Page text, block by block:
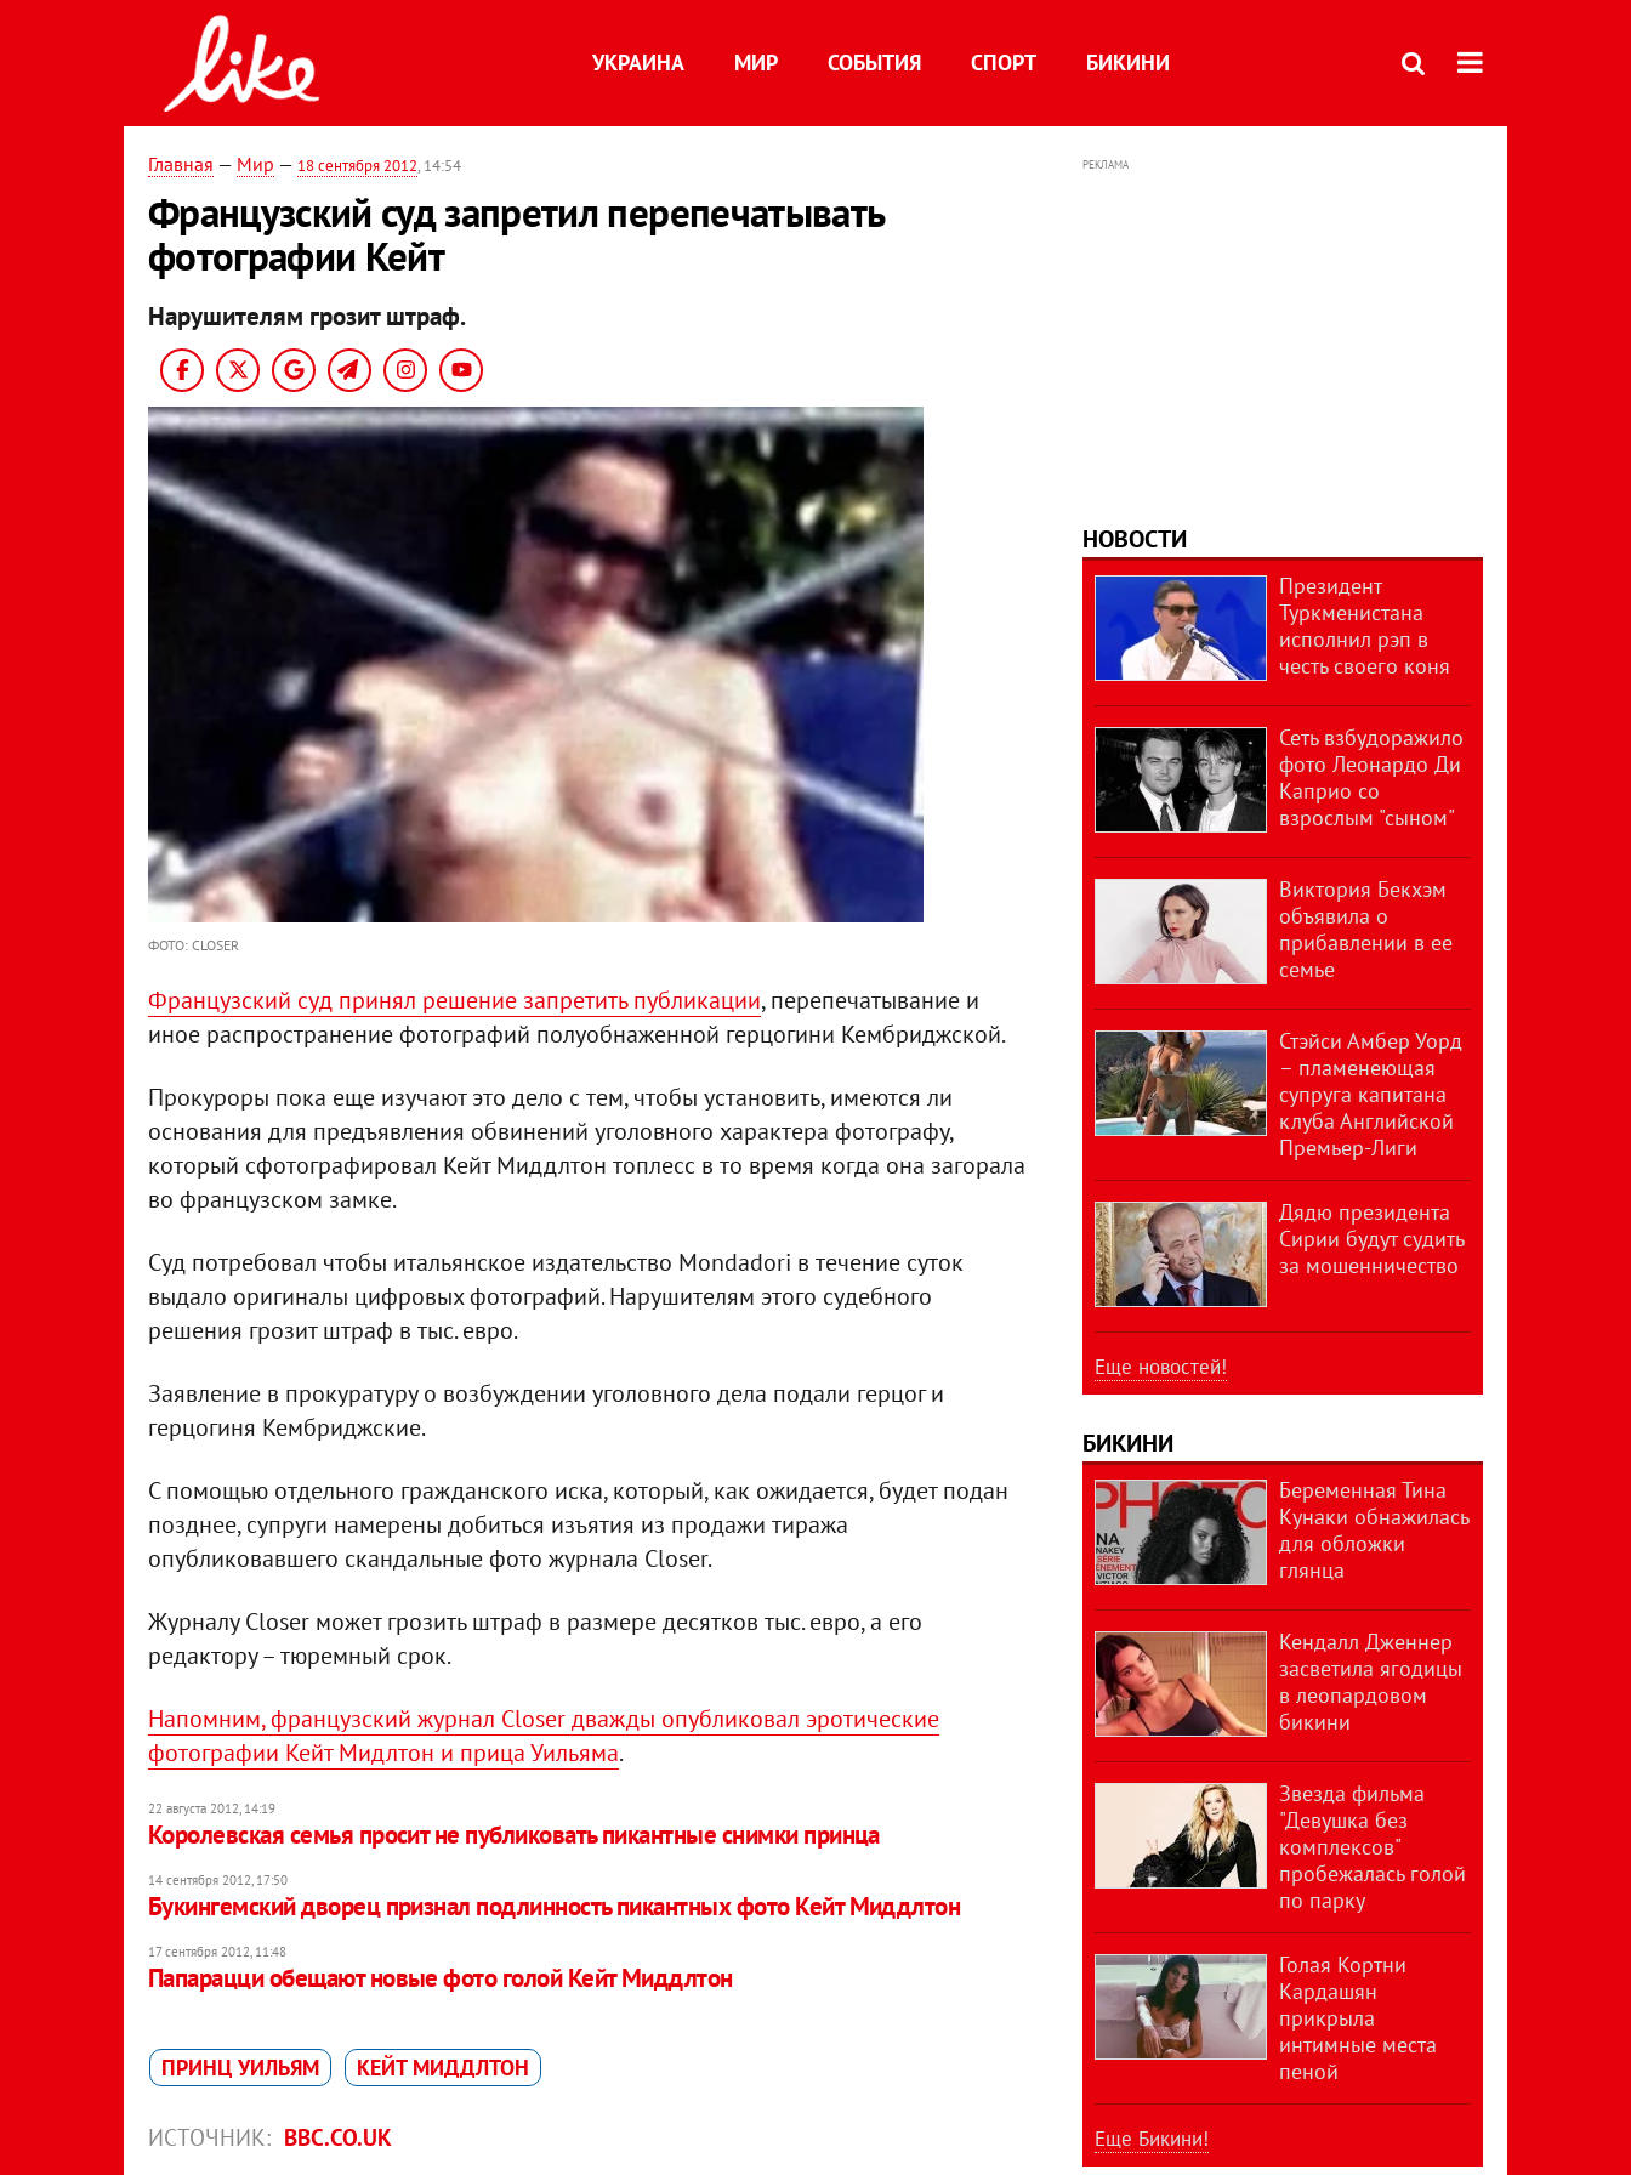
УКРАИНА МИР СОБЫТИЯ СПОРТ БИКИНИ
Главная — Мир — 18 сентября 2012, 14:54
Французский суд запретил перепечатывать
фотографии Кейт
Нарушителям грозит штраф.
ФОТО: CLOSER
Французский суд принял решение запретить публикации, перепечатывание и
иное распространение фотографий полуобнаженной герцогини Кембриджской.
Прокуроры пока еще изучают это дело с тем, чтобы установить, имеются ли
основания для предъявления обвинений уголовного характера фотографу,
который сфотографировал Кейт Миддлтон топлесс в то время когда она загорала
во французском замке.
Суд потребовал чтобы итальянское издательство Mondadori в течение суток
выдало оригиналы цифровых фотографий. Нарушителям этого судебного
решения грозит штраф в тыс. евро.
Заявление в прокуратуру о возбуждении уголовного дела подали герцог и
герцогиня Кембриджские.
С помощью отдельного гражданского иска, который, как ожидается, будет подан
позднее, супруги намерены добиться изъятия из продажи тиража
опубликовавшего скандальные фото журнала Closer.
Журналу Closer может грозить штраф в размере десятков тыс. евро, а его
редактору – тюремный срок.
Напомним, французский журнал Closer дважды опубликовал эротические
фотографии Кейт Мидлтон и прица Уильяма.
22 августа 2012, 14:19
Королевская семья просит не публиковать пикантные снимки принца
14 сентября 2012, 17:50
Букингемский дворец признал подлинность пикантных фото Кейт Миддлтон
17 сентября 2012, 11:48
Папарацци обещают новые фото голой Кейт Миддлтон
ПРИНЦ УИЛЬЯМ КЕЙТ МИДДЛТОН
ИСТОЧНИК: BBC.CO.UK
РЕКЛАМА
НОВОСТИ
Президент
Туркменистана
исполнил рэп в
честь своего коня
Сеть взбудоражило
фото Леонардо Ди
Каприо со
взрослым "сыном"
Виктория Бекхэм
объявила о
прибавлении в ее
семье
Стэйси Амбер Уорд
– пламенеющая
супруга капитана
клуба Английской
Премьер-Лиги
Дядю президента
Сирии будут судить
за мошенничество
Еще новостей!
БИКИНИ
Беременная Тина
Кунаки обнажилась
для обложки
глянца
Кендалл Дженнер
засветила ягодицы
в леопардовом
бикини
Звезда фильма
"Девушка без
комплексов"
пробежалась голой
по парку
Голая Кортни
Кардашян
прикрыла
интимные места
пеной
Еще Бикини!